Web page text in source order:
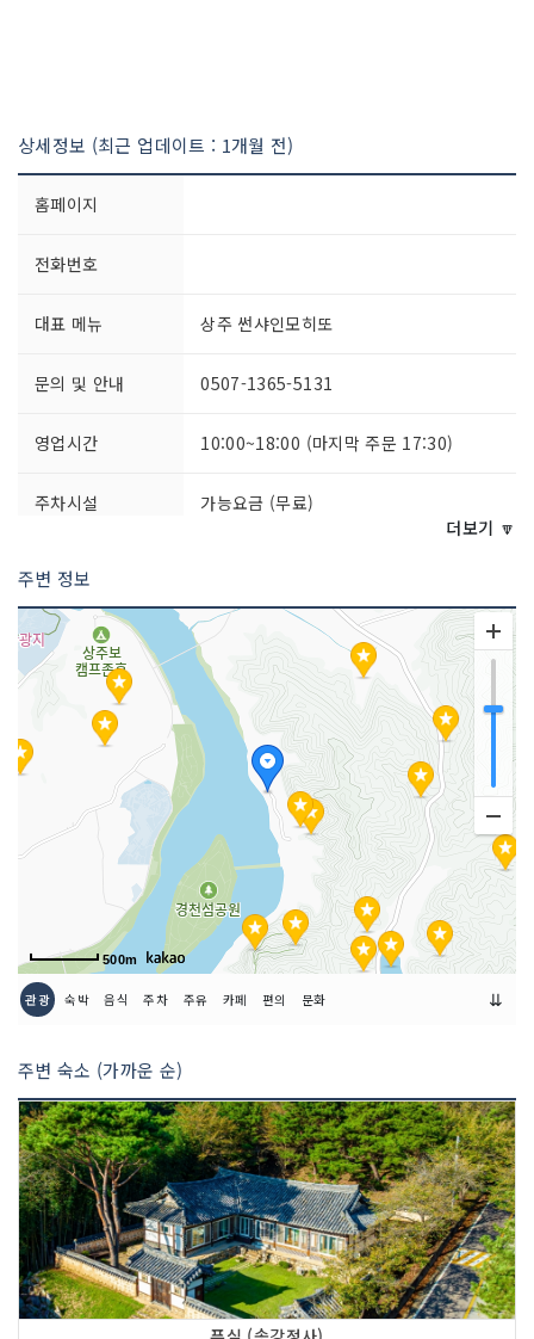
상세정보 (최근 업데이트 : 1개월 전)
홈페이지
전화번호
대표 메뉴 상주 썬샤인모히또
문의 및 안내 0507-1365-5131
영업시간 10:00~18:00 (마지막 주문 17:30)
주차시설 가능요금 (무료)
취급 메뉴
카페라떼 / 티 세트 / 아이스크림 브라우
니 등
인허가번호 20240856319
더보기 🔽
주변 정보
500m
관광 숙박 음식 주차 주유 카페 편의 문화 ⇊
주변 숙소 (가까운 순)